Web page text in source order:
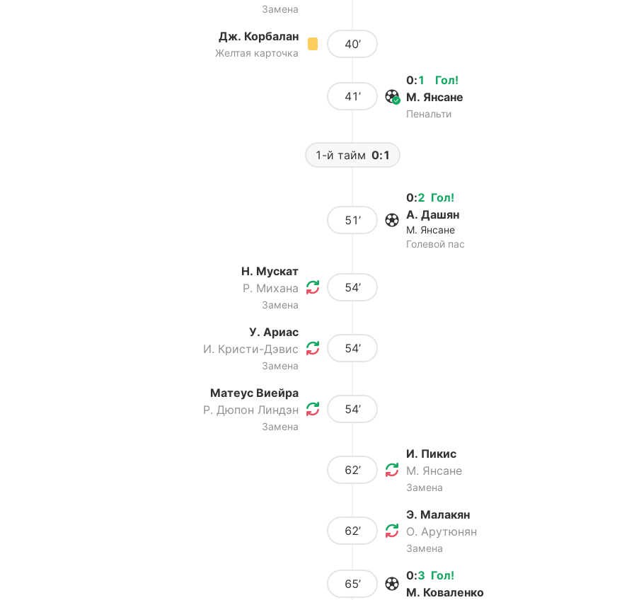
Замена
Дж. Корбалан
Желтая карточка
40’
41’
Гол!
0:1
М. Янсане
Пенальти
1-й тайм 0:1
51’
Гол!
0:2
А. Дашян
М. Янсане
Голевой пас
Н. Мускат
Р. Михана
Замена
54’
У. Ариас
И. Кристи-Дэвис
Замена
54’
Матеус Виейра
Р. Дюпон Линдэн
Замена
54’
62’
И. Пикис
М. Янсане
Замена
62’
Э. Малакян
О. Арутюнян
Замена
65’
Гол!
0:3
М. Коваленко